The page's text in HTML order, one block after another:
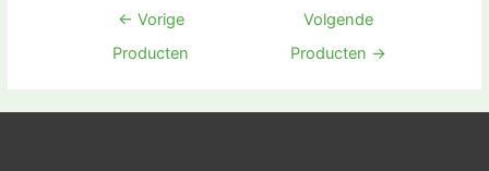
Bericht
navigatie
← Vorige
Producten
Volgende
Producten →